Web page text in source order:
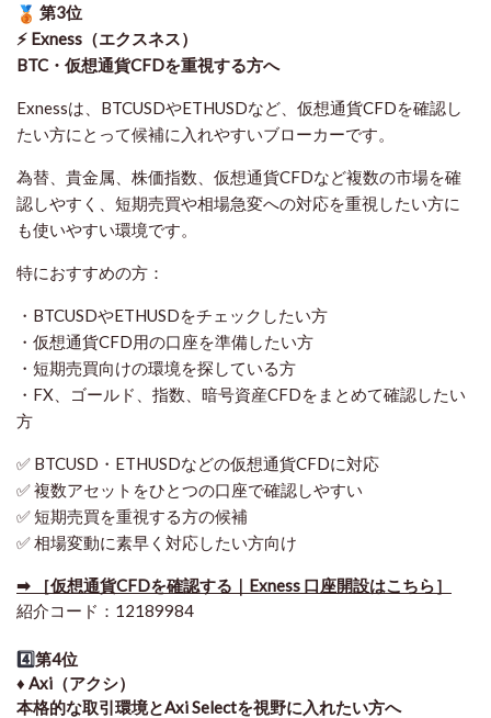
第3位
⚡ Exness（エクスネス）
BTC・仮想通貨CFDを重視する方へ
Exnessは、BTCUSDやETHUSDなど、仮想通貨CFDを確認し
たい方にとって候補に入れやすいブローカーです。
為替、貴金属、株価指数、仮想通貨CFDなど複数の市場を確
認しやすく、短期売買や相場急変への対応を重視したい方に
も使いやすい環境です。
特におすすめの方：
・BTCUSDやETHUSDをチェックしたい方
・仮想通貨CFD用の口座を準備したい方
・短期売買向けの環境を探している方
・FX、ゴールド、指数、暗号資産CFDをまとめて確認したい
方
✅ BTCUSD・ETHUSDなどの仮想通貨CFDに対応
✅ 複数アセットをひとつの口座で確認しやすい
✅ 短期売買を重視する方の候補
✅ 相場変動に素早く対応したい方向け
➡ ［仮想通貨CFDを確認する｜Exness 口座開設はこちら］
紹介コード：12189984
4️⃣第4位
♦️ Axi（アクシ）
本格的な取引環境とAxi Selectを視野に入れたい方へ